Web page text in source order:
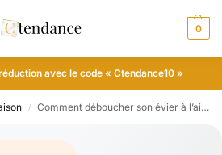
0
avec le code « Ctendance10 »
/ Comment déboucher son évier à l’aide du bicarbonate de soude ?